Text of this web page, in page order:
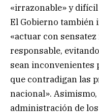
«irrazonable» y
El Gobierno también
«actuar con
responsable,
sean inconvenientes
que contradigan las
nacional».
administración de